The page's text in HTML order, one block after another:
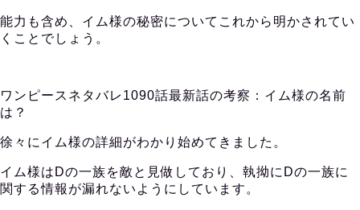
能力も含め、イム様の秘密についてこれから明かされてい
くことでしょう。
ワンピースネタバレ1090話最新話の考察：イム様の名前
は？
徐々にイム様の詳細がわかり始めてきました。
イム様はDの一族を敵と見做しており、執拗にDの一族に
関する情報が漏れないようにしています。